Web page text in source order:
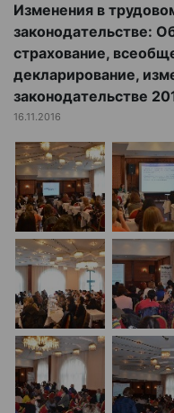
Изменения в
законодательстве:
страхование,
декларирование,
законодательстве
16.11.2016